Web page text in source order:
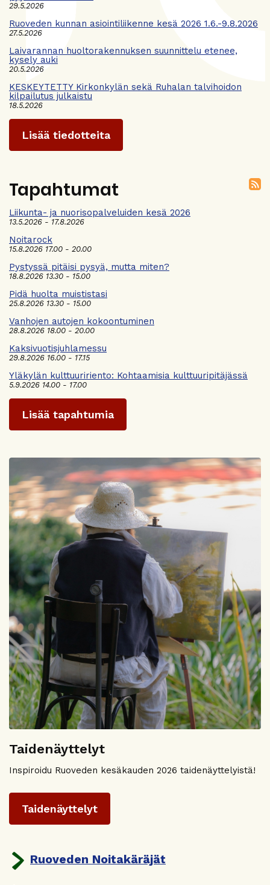
29.5.2026
Ruoveden kunnan asiointiliikenne kesä 2026 1.6.-9.8.2026
27.5.2026
Laivarannan huoltorakennuksen suunnittelu etenee,
kysely auki
20.5.2026
KESKEYTETTY Kirkonkylän sekä Ruhalan talvihoidon
kilpailutus julkaistu
18.5.2026
Lisää tiedotteita
Tapahtumat
Liikunta- ja nuorisopalveluiden kesä 2026
13.5.2026 - 17.8.2026
Noitarock
15.8.2026 17.00 - 20.00
Pystyssä pitäisi pysyä, mutta miten?
18.8.2026 13.30 - 15.00
Pidä huolta muististasi
25.8.2026 13.30 - 15.00
Vanhojen autojen kokoontuminen
28.8.2026 18.00 - 20.00
Kaksivuotisjuhlamessu
29.8.2026 16.00 - 17.15
Yläkylän kulttuuririento: Kohtaamisia kulttuuripitäjässä
5.9.2026 14.00 - 17.00
Lisää tapahtumia
Taidenäyttelyt
Inspiroidu Ruoveden kesäkauden 2026 taidenäyttelyistä!
Taidenäyttelyt
Ruoveden Noitakäräjät